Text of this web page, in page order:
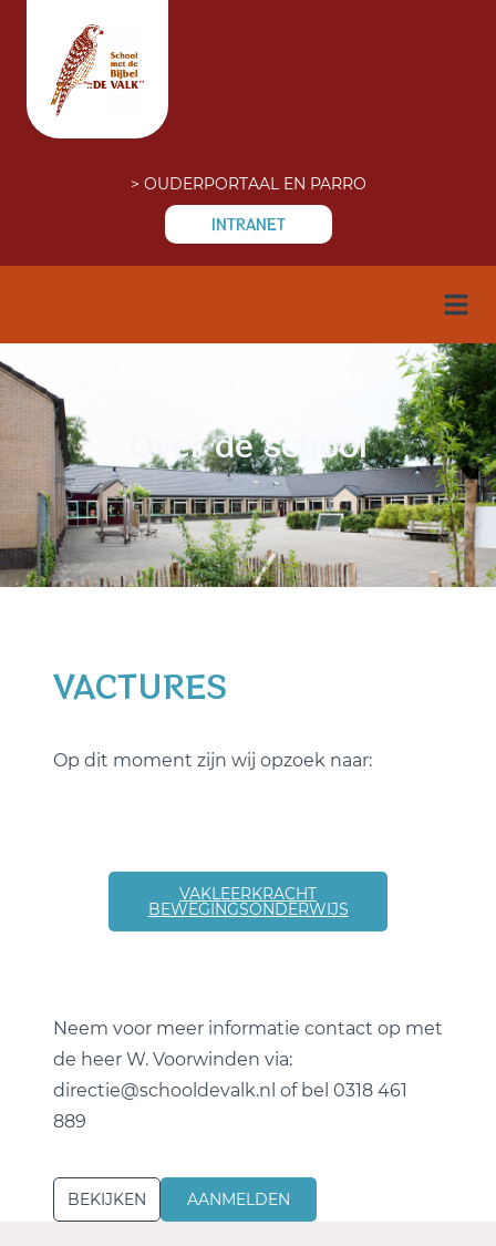
> OUDERPORTAAL EN PARRO
INTRANET
Over de school
VACTURES
Op dit moment zijn wij opzoek naar:
VAKLEERKRACHT
BEWEGINGSONDERWIJS
Neem voor meer informatie contact op met
de heer W. Voorwinden via:
directie@schooldevalk.nl of bel 0318 461
889
BEKIJKEN AANMELDEN